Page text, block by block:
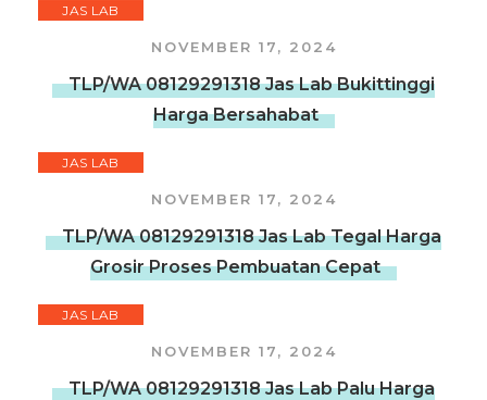
JAS LAB
NOVEMBER 17, 2024
TLP/WA 08129291318 Jas Lab Bukittinggi
Harga Bersahabat
JAS LAB
NOVEMBER 17, 2024
TLP/WA 08129291318 Jas Lab Tegal Harga
Grosir Proses Pembuatan Cepat
JAS LAB
NOVEMBER 17, 2024
TLP/WA 08129291318 Jas Lab Palu Harga